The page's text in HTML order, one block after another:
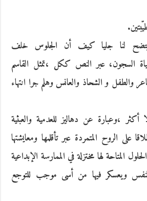
لنا جليا كيف أن الجلوس خلف
السجون، عبر النص ككل ،تمثل القاسم
والطفل و الشحاذ والعانس وهلم جرا انتهاء
،وعبارة عن دهاليز للعدمية والعبثية
على الروح المتمردة عبر تأقلمها ومعايشتها
المتاحة لها مختزلة في الممارسة الإبداعية
ويعسكر فيها من أسى موجب للتوجع